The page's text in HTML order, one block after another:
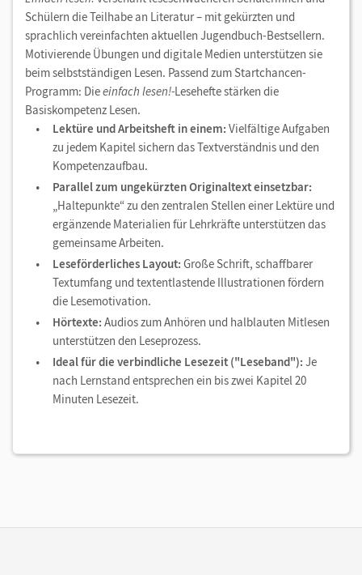
Schülern die Teilhabe an Literatur – mit gekürzten und
sprachlich vereinfachten aktuellen Jugendbuch-Bestsellern.
Motivierende Übungen und digitale Medien unterstützen sie
beim selbstständigen Lesen. Passend zum Startchancen-
Programm: Dieeinfach lesen!-Lesehefte stärken die
Basiskompetenz Lesen.
Lektüre und Arbeitsheft in einem: Vielfältige Aufgaben
zu jedem Kapitel sichern das Textverständnis und den
Kompetenzaufbau.
Parallel zum ungekürzten Originaltext einsetzbar:
„Haltepunkte“ zu den zentralen Stellen einer Lektüre und
ergänzende Materialien für Lehrkräfte unterstützen das
gemeinsame Arbeiten.
Leseförderliches Layout: Große Schrift, schaffbarer
Textumfang und textentlastende Illustrationen fördern
die Lesemotivation.
Hörtexte: Audios zum Anhören und halblauten Mitlesen
unterstützen den Leseprozess.
Ideal für die verbindliche Lesezeit ("Leseband"): Je
nach Lernstand entsprechen ein bis zwei Kapitel 20
Minuten Lesezeit.